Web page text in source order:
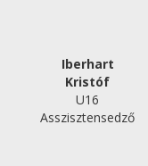
Iberhart
Kristóf
U16
Asszisztensedző